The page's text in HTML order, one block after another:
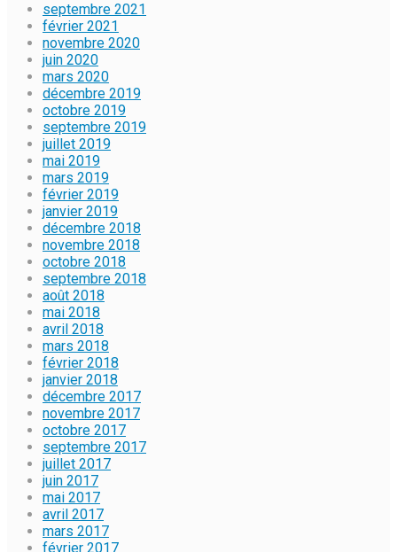
septembre 2021
février 2021
novembre 2020
juin 2020
mars 2020
décembre 2019
octobre 2019
septembre 2019
juillet 2019
mai 2019
mars 2019
février 2019
janvier 2019
décembre 2018
novembre 2018
octobre 2018
septembre 2018
août 2018
mai 2018
avril 2018
mars 2018
février 2018
janvier 2018
décembre 2017
novembre 2017
octobre 2017
septembre 2017
juillet 2017
juin 2017
mai 2017
avril 2017
mars 2017
février 2017